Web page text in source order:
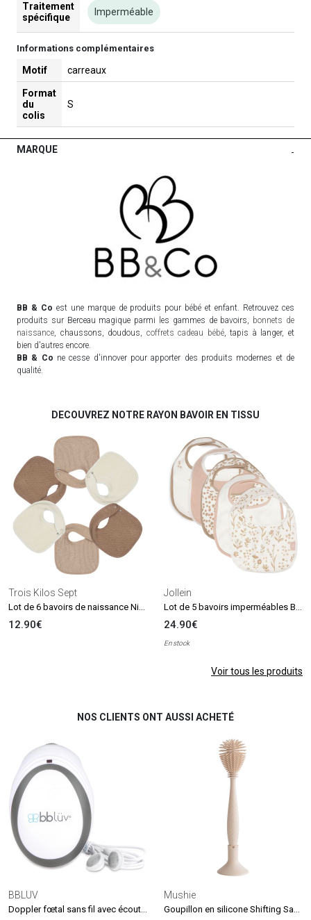
Traitement
spécifique
Imperméable
Informations complémentaires
Motif carreaux
Format
du
colis
S
MARQUE -
BB & Co est une marque de produits pour bébé et enfant. Retrouvez ces
produits sur Berceau magique parmi les gammes de bavoirs, bonnets de
naissance, chaussons, doudous, coffrets cadeau bébé, tapis à langer, et
bien d'autres encore.
BB & Co ne cesse d'innover pour apporter des produits modernes et de
qualité.
DECOUVREZ NOTRE RAYON BAVOIR EN TISSU
Trois Kilos Sept
12.90€
Jollein
24.90€
En stock
Voir tous les produits
NOS CLIENTS ONT AUSSI ACHETÉ
BBLUV
Mushie